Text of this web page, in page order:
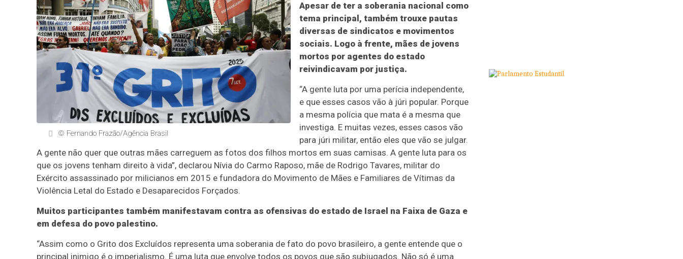
© Fernando Frazão/Agência Brasil
Apesar de ter a soberania nacional como
tema principal, também trouxe pautas
diversas de sindicatos e movimentos
sociais. Logo à frente, mães de jovens
mortos por agentes do estado
reivindicavam por justiça.
“A gente luta por uma perícia independente,
e que esses casos vão à júri popular. Porque
a mesma polícia que mata é a mesma que
investiga. E muitas vezes, esses casos vão
para júri militar, então eles que vão se julgar.
A gente não quer que outras mães carreguem as fotos dos filhos mortos em suas camisas. A gente luta para os
que os jovens tenham direito à vida”, declarou Nívia do Carmo Raposo, mãe de Rodrigo Tavares, militar do
Exército assassinado por milicianos em 2015 e fundadora do Movimento de Mães e Familiares de Vítimas da
Violência Letal do Estado e Desaparecidos Forçados.
Muitos participantes também manifestavam contra as ofensivas do estado de Israel na Faixa de Gaza e
em defesa do povo palestino.
“Assim como o Grito dos Excluídos representa uma soberania de fato do povo brasileiro, a gente entende que o
principal inimigo é o imperialismo. É uma luta que envolve todos os povos que são subjugados. Não só é uma